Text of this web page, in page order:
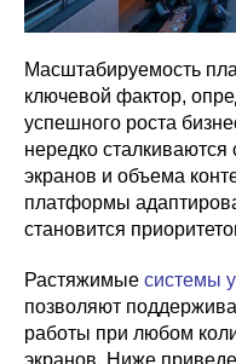
Масштабируемость
ключевой фактор,
успешного роста
нередко
экранов и объема
платформы
становится
Растяжимые системы
позволяют
работы при любом
экранов. Ниже